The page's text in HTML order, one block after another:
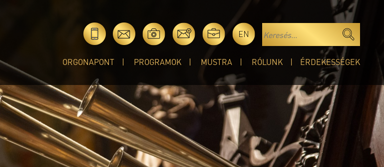
EN
ORGONAPONT PROGRAMOK MUSTRA RÓLUNK ÉRDEKESSÉGEK